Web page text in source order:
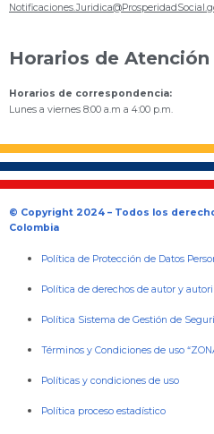
Horarios de Atención
Horarios de correspondencia:
Lunes a viernes 8:00 a.m a 4:00 p.m.
© Copyright 2024 – Todos los
Colombia
Política de Protección de Datos
Política de derechos de autor y
Política Sistema de Gestión de
Términos y Condiciones de uso
Políticas y condiciones de uso
Política proceso estadístico